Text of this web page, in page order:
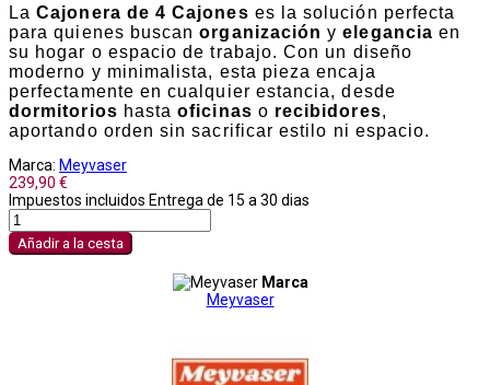
LaCajonera de 4 Cajones es la solución perfecta
para quienes buscanorganización yelegancia en
su hogar o espacio de trabajo. Con un diseño
moderno y minimalista, esta pieza encaja
perfectamente en cualquier estancia, desde
dormitorios hastaoficinas o recibidores,
aportando orden sin sacrificar estilo ni espacio.
Marca: Meyvaser
239,90 €
Impuestos incluidos Entrega de 15 a 30 dias
Añadir a la cesta
Marca
Meyvaser